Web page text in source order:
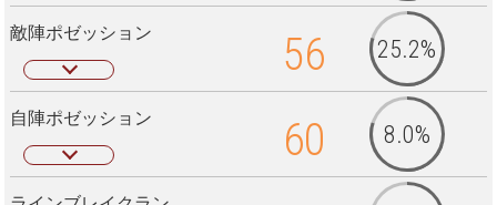
敵陣ポゼッション 56 25.2%
自陣ポゼッション 60 8.0%